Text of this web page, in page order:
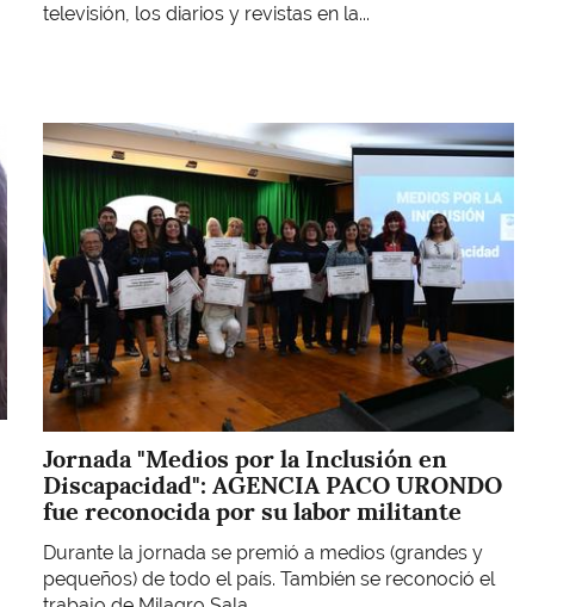
televisión, los diarios y revistas en la...
Imagen
Jornada "Medios por la Inclusión en
Discapacidad": AGENCIA PACO URONDO
fue reconocida por su labor militante
Durante la jornada se premió a medios (grandes y
pequeños) de todo el país. También se reconoció el